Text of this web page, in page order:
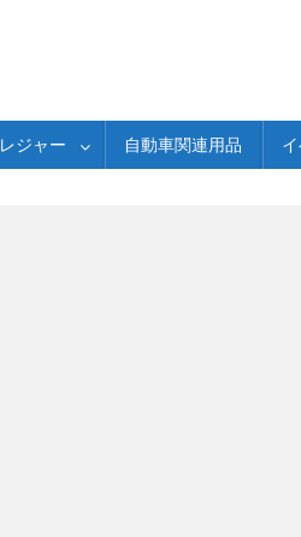
レジャー 自動車関連用品